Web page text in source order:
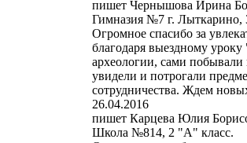
пишет Чернышова Ирина
Гимназия №7 г. Лыткарино,
Огромное спасибо за
благодаря выездному
археологии, сами побывали
увидели и потрогали
сотрудничества. Ждем
26.04.2016
пишет Карцева Юлия
Школа №814, 2 "А" класс.